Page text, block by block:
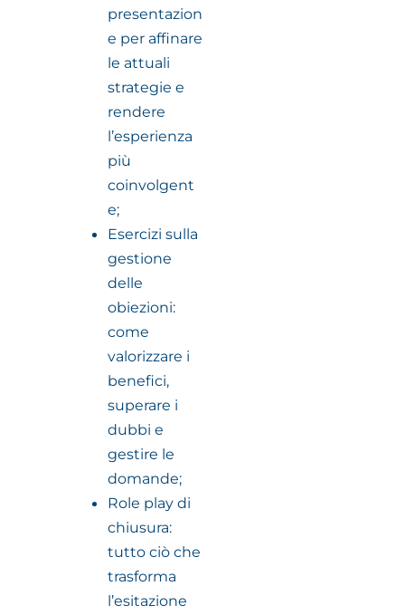
presentazion
e per affinare
le attuali
strategie e
rendere
l’esperienza
più
coinvolgent
e;
Esercizi sulla
gestione
delle
obiezioni:
come
valorizzare i
benefici,
superare i
dubbi e
gestire le
domande;
Role play di
chiusura:
tutto ciò che
trasforma
l’esitazione